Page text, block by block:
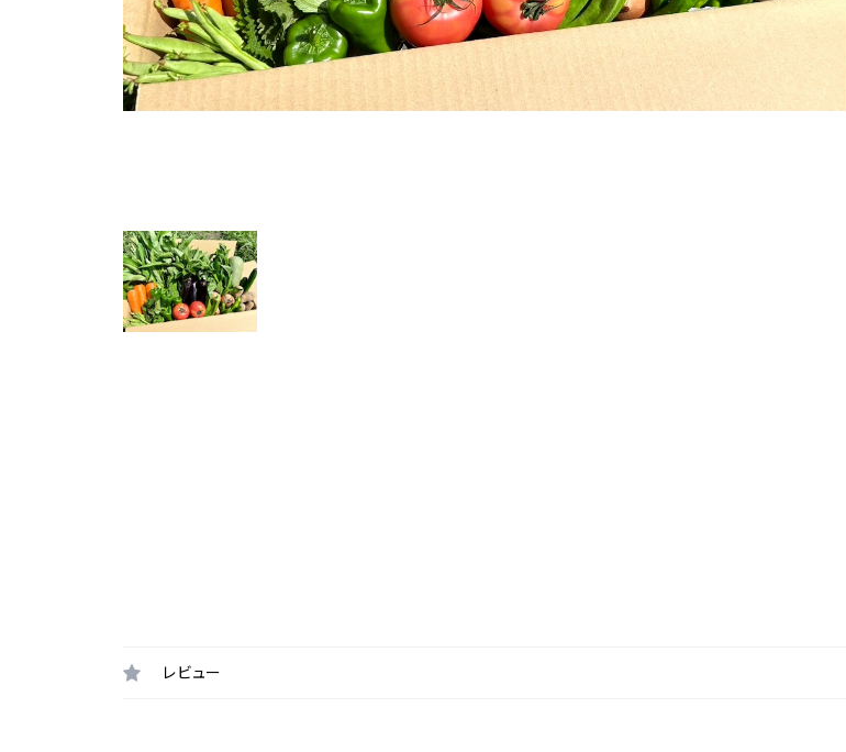
レビュー